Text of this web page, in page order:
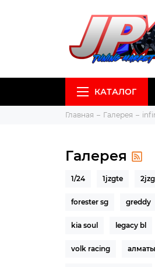
КАТАЛОГ
Главная Галерея
Галерея
1/24 1jzgte
forester sg greddy
kia soul legacy bl
volk racing алматы